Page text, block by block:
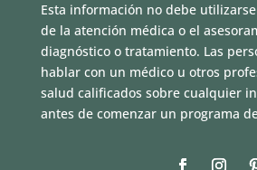
Esta información no debe
de la atención médica o el
diagnóstico o tratamiento. Las
hablar con un médico u otros
salud calificados sobre cualquier
antes de comenzar un programa